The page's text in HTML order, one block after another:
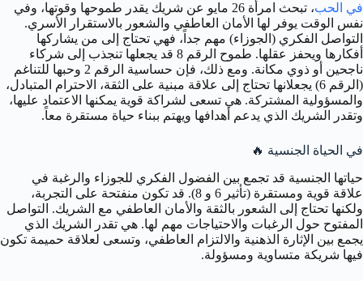
في الحب
، تبحث امرأة 26 مايو عن شريك يقدر طموحها وقوتها، وفي
نفس الوقت يوفر لها الأمان العاطفي والشعور بالاستقرار الأسري.
التواصل الفكري (الجوزاء) مهم جداً، فهي تحتاج إلى من يشاركها
أفكارها ويحفز عقلها. طموح الرقم 8 قد يجعلها تنجذب إلى شركاء
ناجحين أو ذوي مكانة. ومع ذلك، فإن حساسية الرقم 2 وحبها للتناغم
(الرقم 6) يجعلانها تحتاج إلى علاقة مبنية على الثقة، الاحترام المتبادل،
والمسؤولية المشتركة. هي تسعى لشراكة قوية يمكنها الاعتماد عليها،
وتقدر الشريك الذي يدعم أهدافها ويهتم ببناء حياة مستقرة معاً.
في الحياة الجنسية 🔥
حياتها الجنسية قد تجمع بين الفضول الفكري للجوزاء والرغبة في
علاقة قوية ومستقرة (تأثير 6 و 8). قد تكون منفتحة على التجربة،
ولكنها تحتاج إلى الشعور بالثقة والأمان العاطفي مع الشريك. التواصل
المفتوح حول الرغبات والاحتياجات مهم لها. هي تقدر الشريك الذي
يجمع بين الإثارة الذهنية والالتزام العاطفي، وتسعى لعلاقة حميمة تكون
فيها شريكة متساوية ومسؤولة.